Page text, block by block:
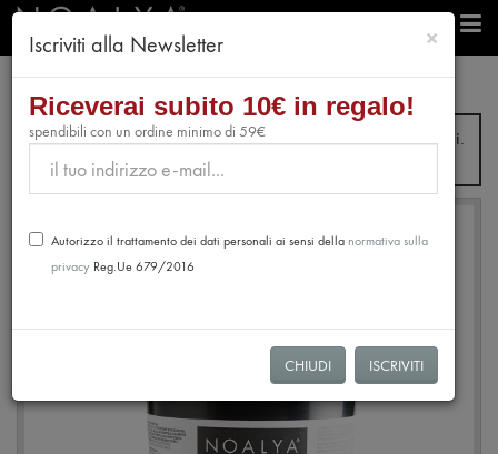
Dal 31 Luglio fino al 28 Agosto non verranno evasi ordini.
Le spedizioni riprenderanno dal 31 Agosto.
× chiudi
Iscriviti alla Newsletter
Riceverai subito 10€ in regalo!
spendibili con un ordine minimo di 59€
Autorizzo il trattamento dei dati personali ai sensi dellanormativa sulla
privacy Reg.Ue 679/2016
CHIUDI ISCRIVITI